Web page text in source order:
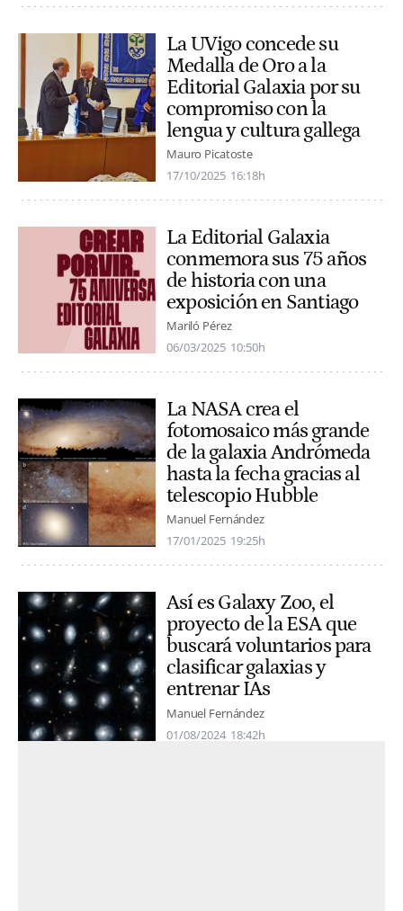
La UVigo concede su
Medalla de Oro a la
Editorial Galaxia por su
compromiso con la
lengua y cultura gallega
Mauro Picatoste
17/10/2025 16:18h
La Editorial Galaxia
conmemora sus 75 años
de historia con una
exposición en Santiago
Mariló Pérez
06/03/2025 10:50h
La NASA crea el
fotomosaico más grande
de la galaxia Andrómeda
hasta la fecha gracias al
telescopio Hubble
Manuel Fernández
17/01/2025 19:25h
Así es Galaxy Zoo, el
proyecto de la ESA que
buscará voluntarios para
clasificar galaxias y
entrenar IAs
Manuel Fernández
01/08/2024 18:42h